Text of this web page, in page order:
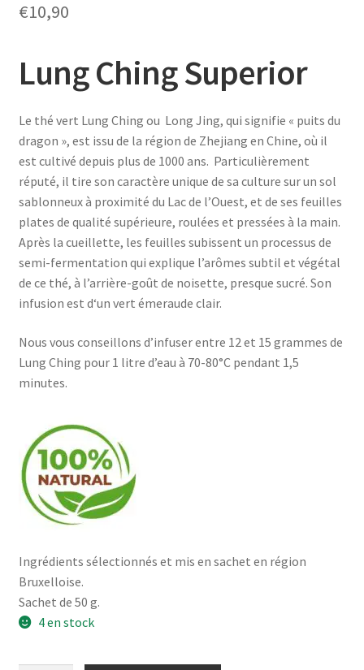
€10,90
Lung Ching Superior
Le thé vert Lung Ching ou Long Jing, qui signifie « puits du
dragon », est issu de la région de Zhejiang en Chine, où il
est cultivé depuis plus de 1000 ans. Particulièrement
réputé, il tire son caractère unique de sa culture sur un sol
sablonneux à proximité du Lac de l’Ouest, et de ses feuilles
plates de qualité supérieure, roulées et pressées à la main.
Après la cueillette, les feuilles subissent un processus de
semi-fermentation qui explique l’arômes subtil et végétal
de ce thé, à l’arrière-goût de noisette, presque sucré. Son
infusion est d‘un vert émeraude clair.
Nous vous conseillons d’infuser entre 12 et 15 grammes de
Lung Ching pour 1 litre d’eau à 70-80°C pendant 1,5
minutes.
Ingrédients sélectionnés et mis en sachet en région
Bruxelloise.
Sachet de 50 g.
4 en stock